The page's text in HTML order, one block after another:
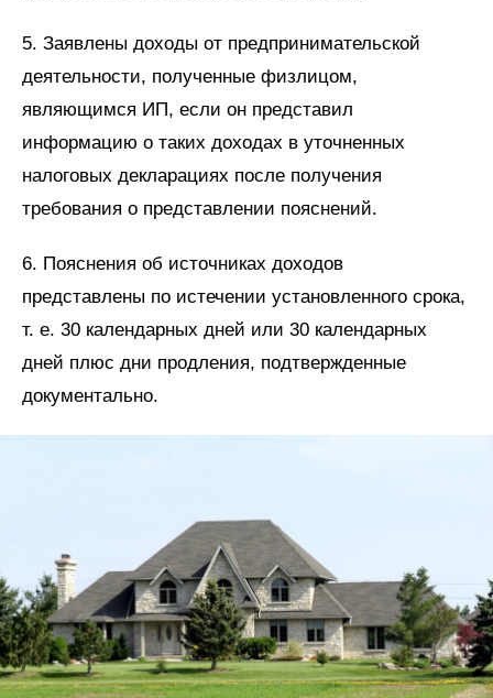
5. Заявлены доходы от предпринимательской
деятельности, полученные физлицом,
являющимся ИП, если он представил
информацию о таких доходах в уточненных
налоговых декларациях после получения
требования о представлении пояснений.
6. Пояснения об источниках доходов
представлены по истечении установленного срока,
т. е. 30 календарных дней или 30 календарных
дней плюс дни продления, подтвержденные
документально.